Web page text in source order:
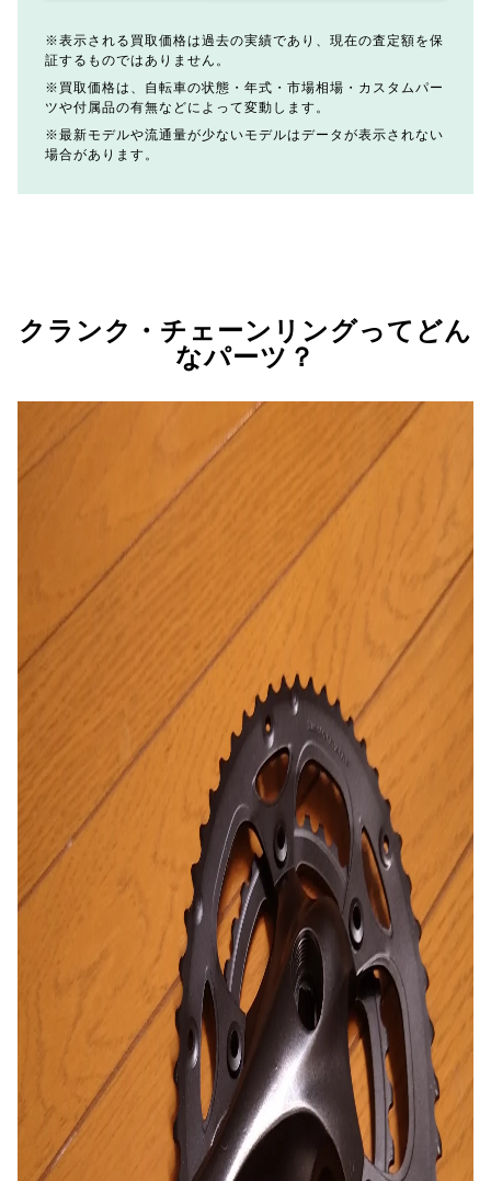
表示される買取価格は過去の実績であり、現在の査定額を保
証するものではありません。
買取価格は、自転車の状態・年式・市場相場・カスタムパー
ツや付属品の有無などによって変動します。
最新モデルや流通量が少ないモデルはデータが表示されない
場合があります。
クランク・チェーンリングってどん
なパーツ？